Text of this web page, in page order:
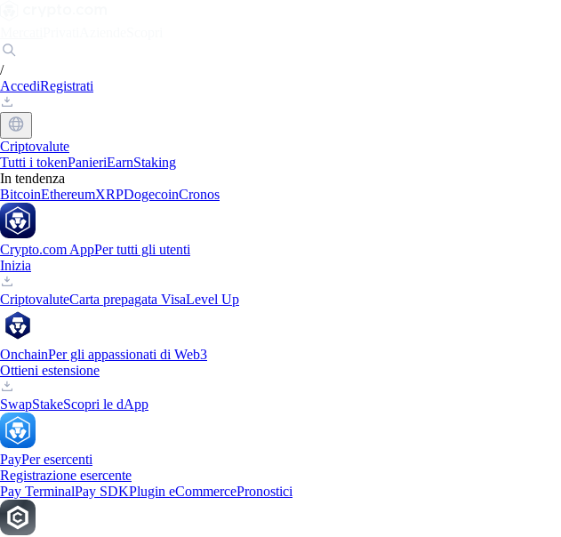
/
AccediRegistrati
Criptovalute
Tutti i tokenPanieriEarnStaking
In tendenza
BitcoinEthereumXRPDogecoinCronos
Crypto.com AppPer tutti gli utenti
Inizia
CriptovaluteCarta prepagata VisaLevel Up
OnchainPer gli appassionati di Web3
Ottieni estensione
SwapStakeScopri le dApp
PayPer esercenti
Registrazione esercente
Pay TerminalPay SDKPlugin eCommercePronostici